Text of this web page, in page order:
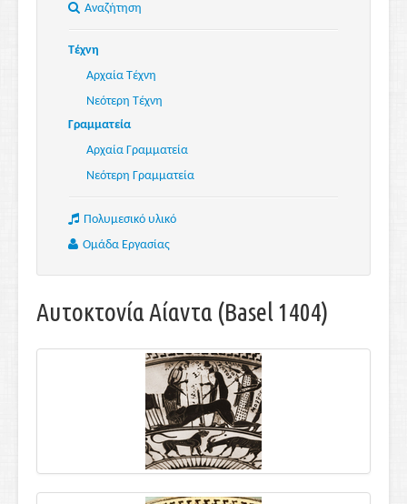
Αναζήτηση
Τέχνη
Αρχαία Τέχνη
Νεότερη Τέχνη
Γραμματεία
Αρχαία Γραμματεία
Νεότερη Γραμματεία
Πολυμεσικό υλικό
Ομάδα Εργασίας
Αυτοκτονία Αίαντα (Basel 1404)